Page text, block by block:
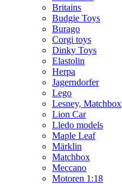
Britains
Budgie Toys
Burago
Corgi toys
Dinky Toys
Elastolin
Herpa
Jagerndorfer
Lego
Lesney, Matchbox
Lion Car
Lledo models
Maple Leaf
Märklin
Matchbox
Meccano
Motoren 1:18